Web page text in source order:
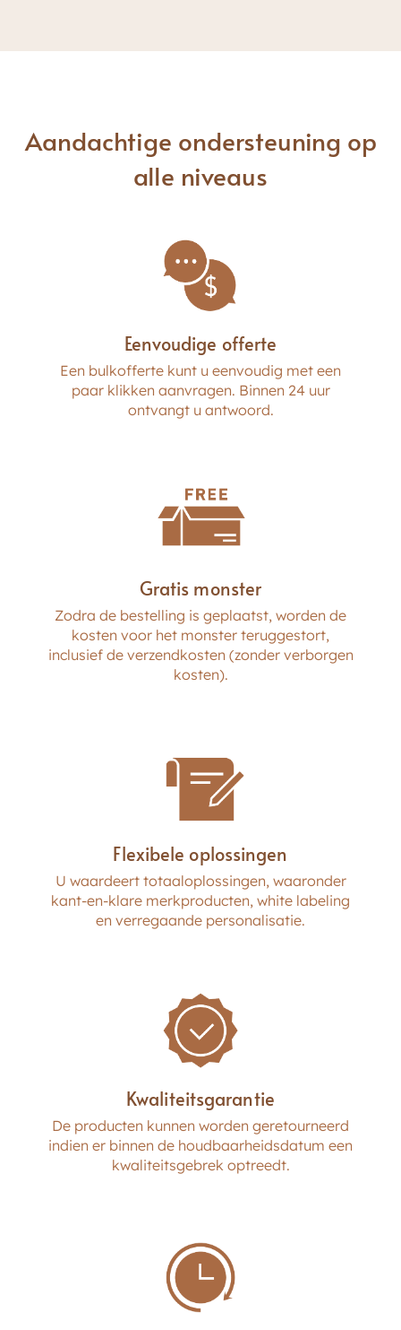
Oliecontrole
Aandachtige ondersteuning op
alle niveaus
Eenvoudige offerte
Een bulkofferte kunt u eenvoudig met een
paar klikken aanvragen. Binnen 24 uur
ontvangt u antwoord.
Gratis monster
Zodra de bestelling is geplaatst, worden de
kosten voor het monster teruggestort,
inclusief de verzendkosten (zonder verborgen
kosten).
Flexibele oplossingen
U waardeert totaaloplossingen, waaronder
kant-en-klare merkproducten, white labeling
en verregaande personalisatie.
Kwaliteitsgarantie
De producten kunnen worden geretourneerd
indien er binnen de houdbaarheidsdatum een
kwaliteitsgebrek optreedt.